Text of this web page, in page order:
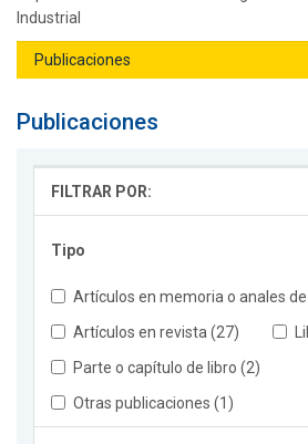
Industrial
Publicaciones
FILTRAR POR:
Tipo
Artículos en memoria o anales
Artículos en revista (27)
Parte o capítulo de libro (2)
Otras publicaciones (1)